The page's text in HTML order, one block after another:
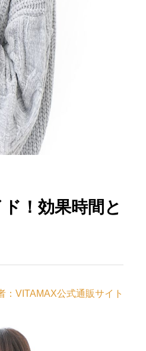
！効果時間と
：VITAMAX公式通販サイト